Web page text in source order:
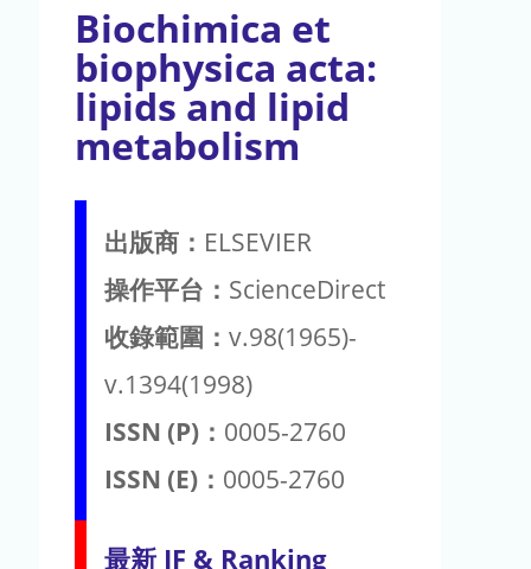
Biochimica et
biophysica acta:
lipids and lipid
metabolism
出版商： ELSEVIER
操作平台： ScienceDirect
收錄範圍： v.98(1965)-
v.1394(1998)
ISSN (P)： 0005-2760
ISSN (E)： 0005-2760
最新 IF & Ranking